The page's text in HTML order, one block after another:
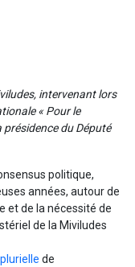
intervenant lors
« Pour le
du Député
politique,
années, autour de
et de la nécessité de
de la Miviludes
de